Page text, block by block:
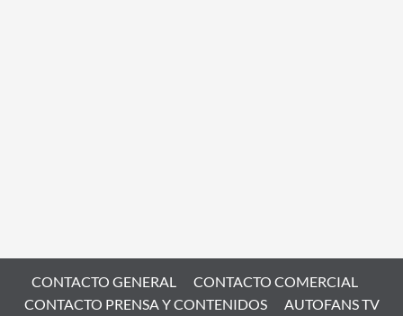
CONTACTO GENERAL
CONTACTO COMERCIAL
CONTACTO PRENSA Y CONTENIDOS
AUTOFANS TV